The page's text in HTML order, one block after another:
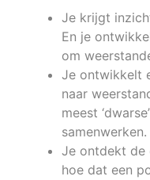
Je krijgt
En je
om
Je ontwikkelt
naar
meest
samenwerken.
Je ontdekt de
hoe dat een